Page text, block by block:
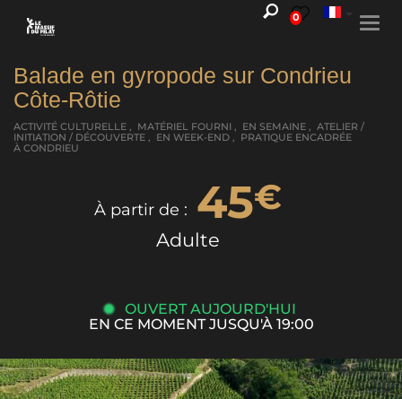
0
Balade en gyropode sur Condrieu
Côte-Rôtie
ACTIVITÉ CULTURELLE , MATÉRIEL FOURNI , EN SEMAINE , ATELIER /
INITIATION / DÉCOUVERTE , EN WEEK-END , PRATIQUE ENCADRÉE
À CONDRIEU
À partir de : 45€
Adulte
OUVERT AUJOURD'HUI
EN CE MOMENT JUSQU'À 19:00